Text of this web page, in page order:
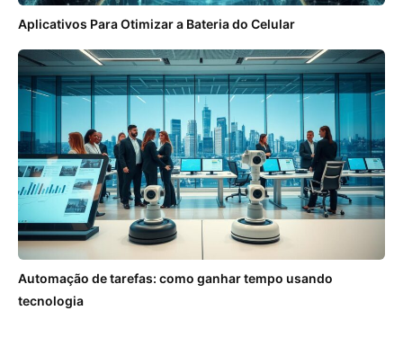
Aplicativos Para Otimizar a Bateria do Celular
Automação de tarefas: como ganhar tempo usando
tecnologia